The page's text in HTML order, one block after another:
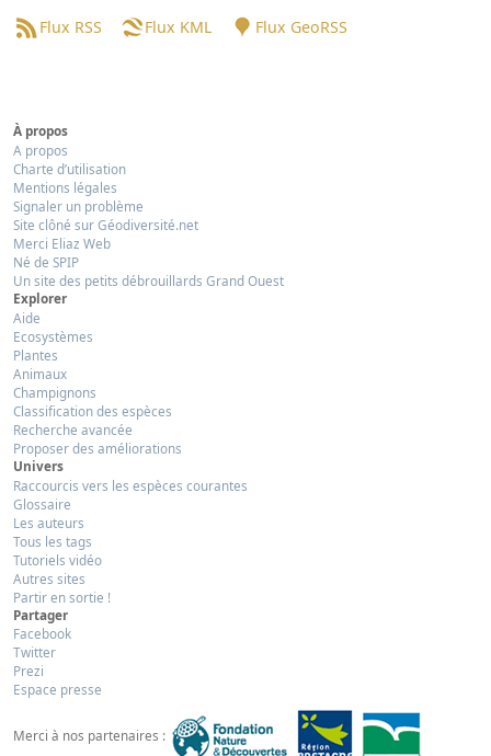
Flux RSS Flux KML Flux GeoRSS
À propos
A propos
Charte d’utilisation
Mentions légales
Signaler un problème
Site clôné sur Géodiversité.net
Merci Eliaz Web
Né de SPIP
Un site des petits débrouillards Grand Ouest
Explorer
Aide
Ecosystèmes
Plantes
Animaux
Champignons
Classification des espèces
Recherche avancée
Proposer des améliorations
Univers
Raccourcis vers les espèces courantes
Glossaire
Les auteurs
Tous les tags
Tutoriels vidéo
Autres sites
Partir en sortie !
Partager
Facebook
Twitter
Prezi
Espace presse
Merci à nos partenaires :